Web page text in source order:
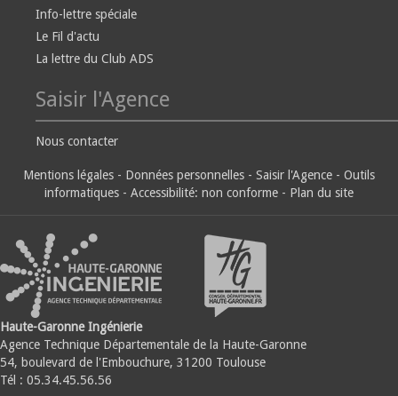
Info-lettre spéciale
Le Fil d'actu
La lettre du Club ADS
Saisir l'Agence
Nous contacter
Mentions légales - Données personnelles - Saisir l'Agence - Outils
informatiques - Accessibilité: non conforme - Plan du site
Haute-Garonne Ingénierie
Agence Technique Départementale de la Haute-Garonne
54, boulevard de l'Embouchure, 31200 Toulouse
Tél : 05.34.45.56.56